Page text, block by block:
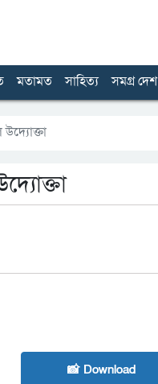
মতামত সাহিত্য সমগ্র দেশ
উদ্যোক্তা
📸 Download